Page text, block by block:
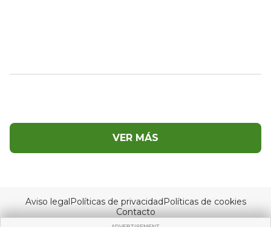
VER MÁS
Aviso legalPolíticas de privacidadPolíticas de cookies
Contacto